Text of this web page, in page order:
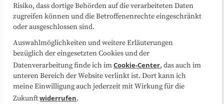
Risiko, dass dortige Behörden auf die verarbeiteten Daten
zugreifen können und die Betroffenenrechte eingeschränkt
oder ausgeschlossen sind.
Auswahlmöglichkeiten und weitere Erläuterungen
bezüglich der eingesetzten Cookies und der
Datenverarbeitung finde ich imCookie-Center, das auch im
unteren Bereich der Website verlinkt ist. Dort kann ich
meine Einwilligung auch jederzeit mit Wirkung für die
Zukunftwiderrufen.